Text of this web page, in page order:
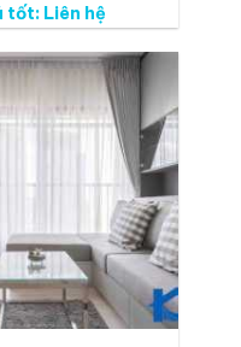
tốt: Liên hệ